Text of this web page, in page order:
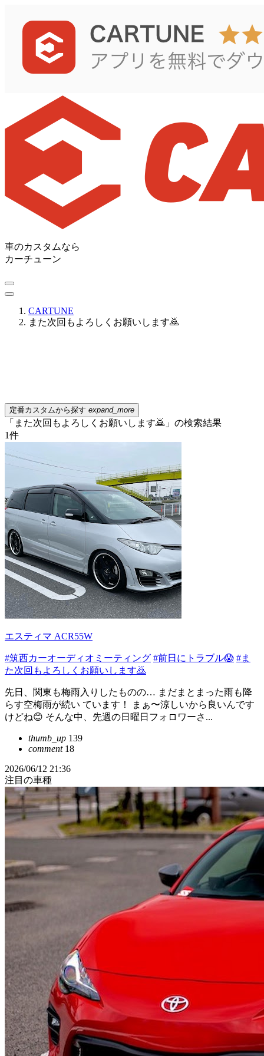
車のカスタムなら
カーチューン
CARTUNE
また次回もよろしくお願いします🙇
定番カスタムから探す expand_more
「また次回もよろしくお願いします🙇」の検索結果
1件
エスティマ ACR55W
#筑西カーオーディオミーティング #前日にトラブル😱 #ま
た次回もよろしくお願いします🙇
先日、関東も梅雨入りしたものの… まだまとまった雨も降
らす空梅雨が続い ています！ まぁ〜涼しいから良いんです
けどね😊 そんな中、先週の日曜日フォロワーさ...
thumb_up 139
comment18
2026/06/12 21:36
注目の車種